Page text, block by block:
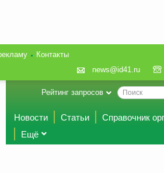
Контакты
news@id41.ru
Рейтинг запросов
Новости Статьи
Справочник
Ещё